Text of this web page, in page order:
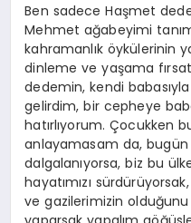
Ben sadece Haşmet
Mehmet ağabeyimi
kahramanlık öykülerinin
dinleme ve yaşama
dedemin, kendi
gelirdim, bir cepheye
hatırlıyorum. Çocukken
anlayamasam da, bugün
dalgalanıyorsa, biz bu
hayatımızı
ve gazilerimizin